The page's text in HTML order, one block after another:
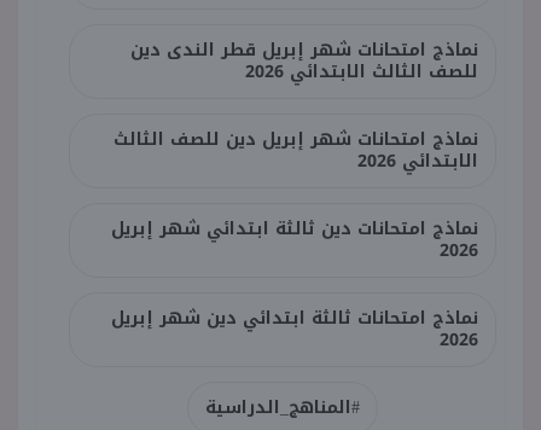
نماذج امتحانات شهر إبريل قطر الندى دين
للصف الثالث الابتدائي 2026
نماذج امتحانات شهر إبريل دين للصف الثالث
الابتدائي 2026
نماذج امتحانات دين ثالثة ابتدائي شهر إبريل
2026
نماذج امتحانات ثالثة ابتدائي دين شهر إبريل
2026
#المناهج_الدراسية